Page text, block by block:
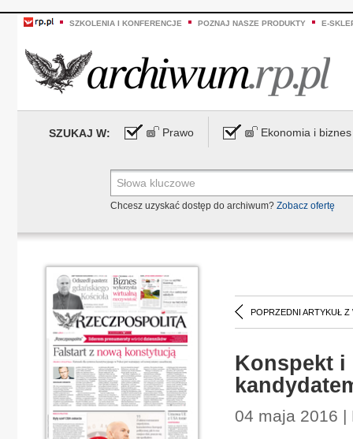
SZKOLENIA I KONFERENCJE POZNAJ NASZE PRODUKTY E-
SZUKAJ W: Prawo Ekonomia i biznes
Chcesz uzyskać dostęp do archiwum? Zobacz ofertę
POPRZEDNI ARTYKUŁ Z
Konspekt i
04 maja 2016 |